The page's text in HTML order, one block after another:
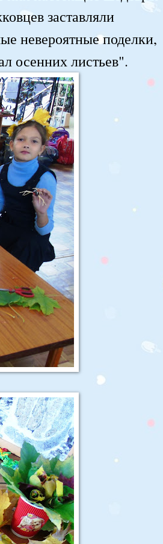
заставляли
невероятные поделки,
осенних листьев".